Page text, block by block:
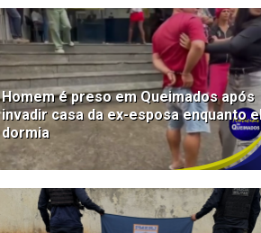
Homem é preso em Queimados após
invadir casa da ex-esposa enquanto
dormia